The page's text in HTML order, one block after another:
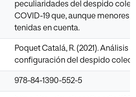
peculiaridades del despido
COVID-19 que, aunque menores,
tenidas en cuenta.
Poquet Catalá, R. (2021). Análisis
configuración del despido
978-84-1390-552-5